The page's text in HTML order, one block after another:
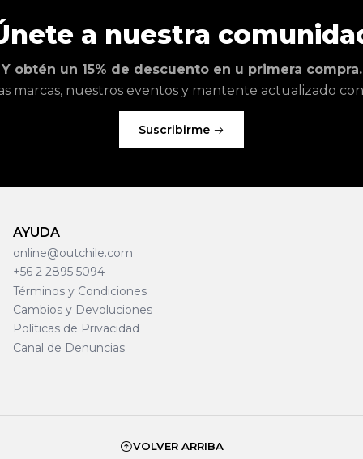
a nuestra
Y obtén un 15% de descuento en u primera compra.
marcas, nuestros eventos y mantente actualizado
Suscribirme
AYUDA
online@outchile.com
+56 2 2895 5094
Términos y Condiciones
Cambios y Devoluciones
Políticas de Privacidad
Canal de Denuncias
VOLVER ARRIBA